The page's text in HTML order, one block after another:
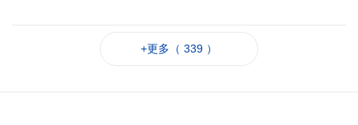
+更多（ 339 ）